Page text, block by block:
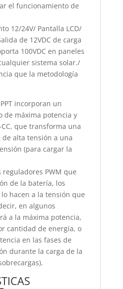
el funcionamiento de
12/24V/ Pantalla LCD/
de 12VDC de carga
100VDC en paneles
sistema solar./
que la metodología
incorporan un
de máxima potencia y
que transforma una
alta tensión a una
(para cargar la
PWM que
de la batería, los
hacen a la tensión que
en algunos
a la máxima potencia,
cantidad de energía, o
en las fases de
durante la carga de la